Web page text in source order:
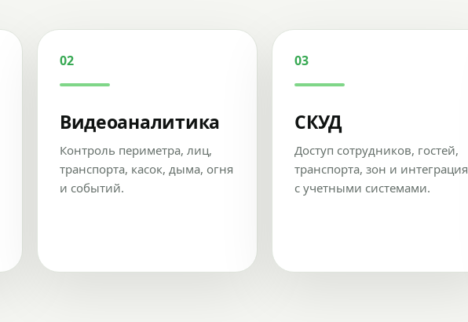
02
Видеоаналитика
Контроль периметра, лиц,
транспорта, касок, дыма, огня
и событий.
03
СКУД
Доступ сотрудников, гостей,
транспорта, зон и интеграция
с учетными системами.